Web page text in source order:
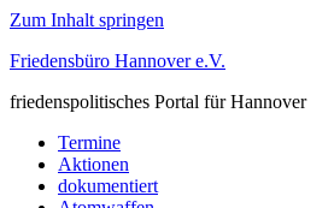
Zum Inhalt springen
Friedensbüro Hannover e.V.
friedenspolitisches Portal für Hannover
Termine
Aktionen
dokumentiert